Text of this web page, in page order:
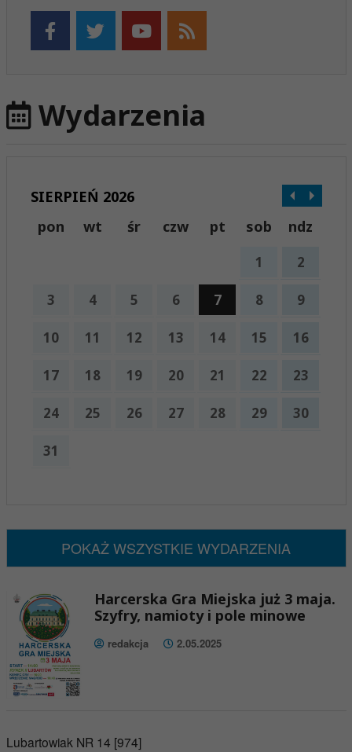
Wydarzenia
SIERPIEŃ 2026
pon
wt śr czw pt sob ndz
1 2
3 4 5 6 7 8 9
10 11 12 13 14 15 16
17 18 19 20 21 22 23
24 25 26 27 28 29 30
31
POKAŻ WSZYSTKIE WYDARZENIA
Harcerska Gra Miejska już 3 maja.
Szyfry, namioty i pole minowe
redakcja 2.05.2025
Lubartowiak NR 14 [974]